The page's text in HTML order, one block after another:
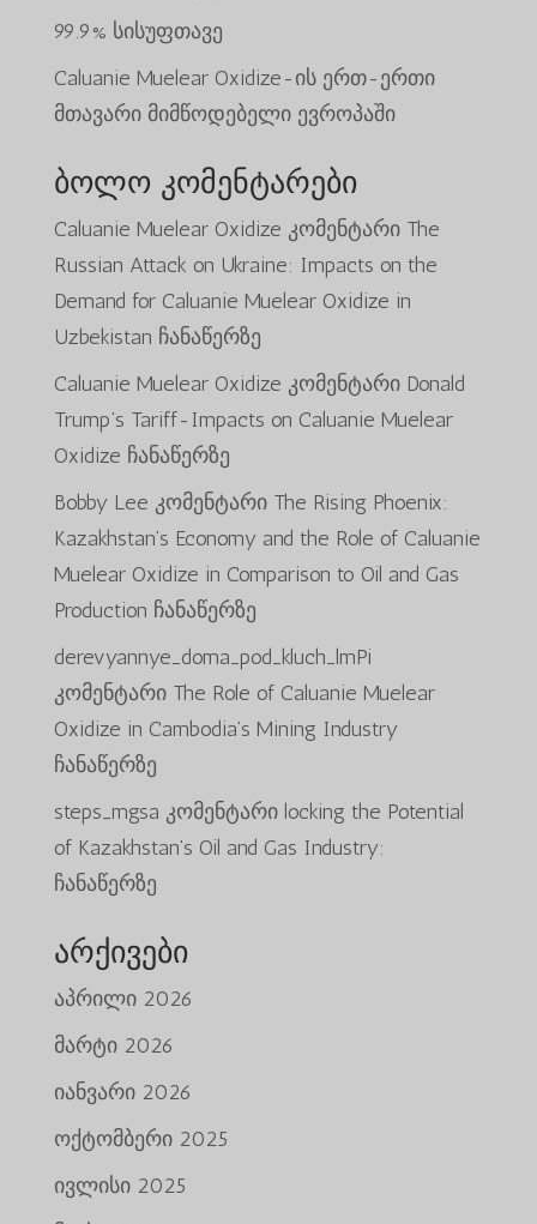
99.9% სისუფთავე
Caluanie Muelear Oxidize-ის ერთ-ერთი
მთავარი მიმწოდებელი ევროპაში
ბოლო კომენტარები
Caluanie Muelear Oxidize კომენტარი The
Russian Attack on Ukraine: Impacts on the
Demand for Caluanie Muelear Oxidize in
Uzbekistan ჩანაწერზე
Caluanie Muelear Oxidize კომენტარი Donald
Trump’s Tariff-Impacts on Caluanie Muelear
Oxidize ჩანაწერზე
Bobby Lee კომენტარი The Rising Phoenix:
Kazakhstan’s Economy and the Role of Caluanie
Muelear Oxidize in Comparison to Oil and Gas
Production ჩანაწერზე
derevyannye_doma_pod_kluch_lmPi
კომენტარი The Role of Caluanie Muelear
Oxidize in Cambodia’s Mining Industry
ჩანაწერზე
steps_mgsa კომენტარი locking the Potential
of Kazakhstan’s Oil and Gas Industry:
ჩანაწერზე
არქივები
აპრილი 2026
მარტი 2026
იანვარი 2026
ოქტომბერი 2025
ივლისი 2025